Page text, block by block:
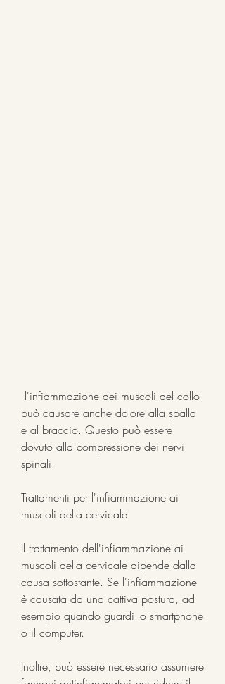
può causare anche dolore alla spalla
e al braccio. Questo può essere
dovuto alla compressione dei nervi
spinali.
Trattamenti per l'infiammazione ai
muscoli della cervicale
Il trattamento dell'infiammazione ai
muscoli della cervicale dipende dalla
causa sottostante. Se l'infiammazione
è causata da una cattiva postura, ad
esempio quando guardi lo smartphone
o il computer.
Inoltre, può essere necessario assumere